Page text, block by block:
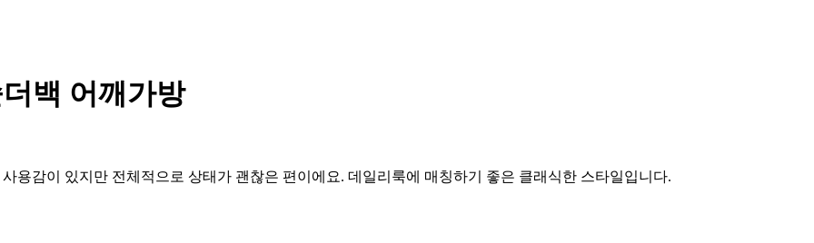
백 어깨가방
용감이 있지만 전체적으로 상태가 괜찮은 편이에요. 데일리룩에 매칭하기 좋은 클래식한 스타일입니다.